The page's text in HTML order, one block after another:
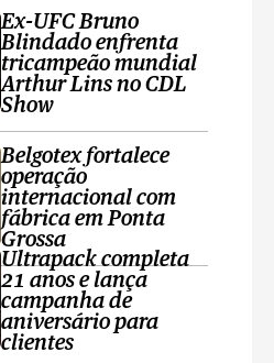
Ex-UFC Bruno
Blindado enfrenta
tricampeão mundial
Arthur Lins no CDL
Show
Belgotex fortalece
operação
internacional com
fábrica em Ponta
Grossa
Ultrapack completa
21 anos e lança
campanha de
aniversário para
clientes